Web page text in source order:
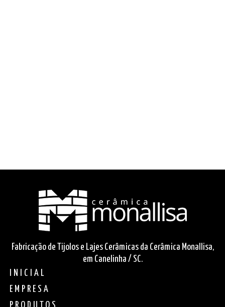
Fabricação de Tijolos e Lajes Cerâmicas da Cerâmica Monallisa,
em Canelinha / SC.
INICIAL
EMPRESA